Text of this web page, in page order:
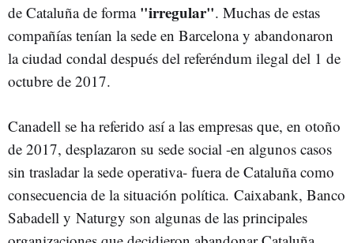
de Cataluña de forma"irregular". Muchas de estas
compañías tenían la sede en Barcelona y abandonaron
la ciudad condal después del referéndum ilegal del 1 de
octubre de 2017.
Canadell se ha referido así a las empresas que, en otoño
de 2017, desplazaron su sede social -en algunos casos
sin trasladar la sede operativa- fuera de Cataluña como
consecuencia de la situación política. Caixabank, Banco
Sabadell y Naturgy son algunas de las principales